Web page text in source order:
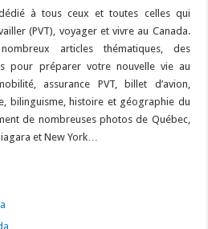
à tous ceux et toutes celles qui
(PVT), voyager et vivre au Canada.
articles thématiques, des
pour préparer votre nouvelle vie au
assurance PVT, billet d’avion,
bilinguisme, histoire et géographie du
de nombreuses photos de Québec,
et New York…